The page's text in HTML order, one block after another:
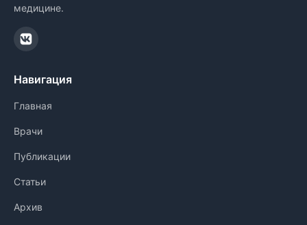
медицине.
Навигация
Главная
Врачи
Публикации
Статьи
Архив